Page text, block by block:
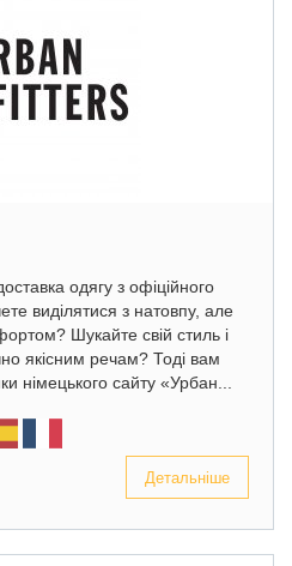
одягу з офіційного
виділятися з натовпу, але
Шукайте свій стиль і
якісним речам? Тоді вам
німецького сайту «Урбан...
Детальніше